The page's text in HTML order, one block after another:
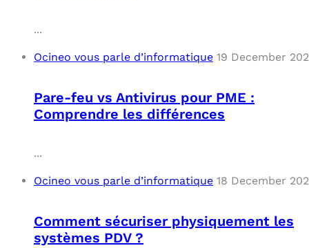
...
Ocineo vous parle d’informatique 19 December
Pare-feu vs Antivirus pour PME :
Comprendre les différences
...
Ocineo vous parle d’informatique 18 December
Comment sécuriser physiquement les
systèmes PDV ?